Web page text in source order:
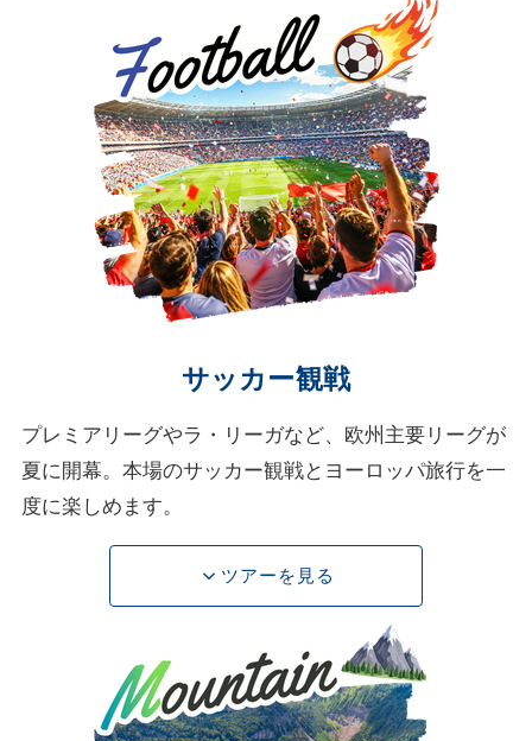
サッカー観戦
プレミアリーグやラ・リーガなど、欧州主要リーグが
夏に開幕。本場のサッカー観戦とヨーロッパ旅行を一
度に楽しめます。
ツアーを見る